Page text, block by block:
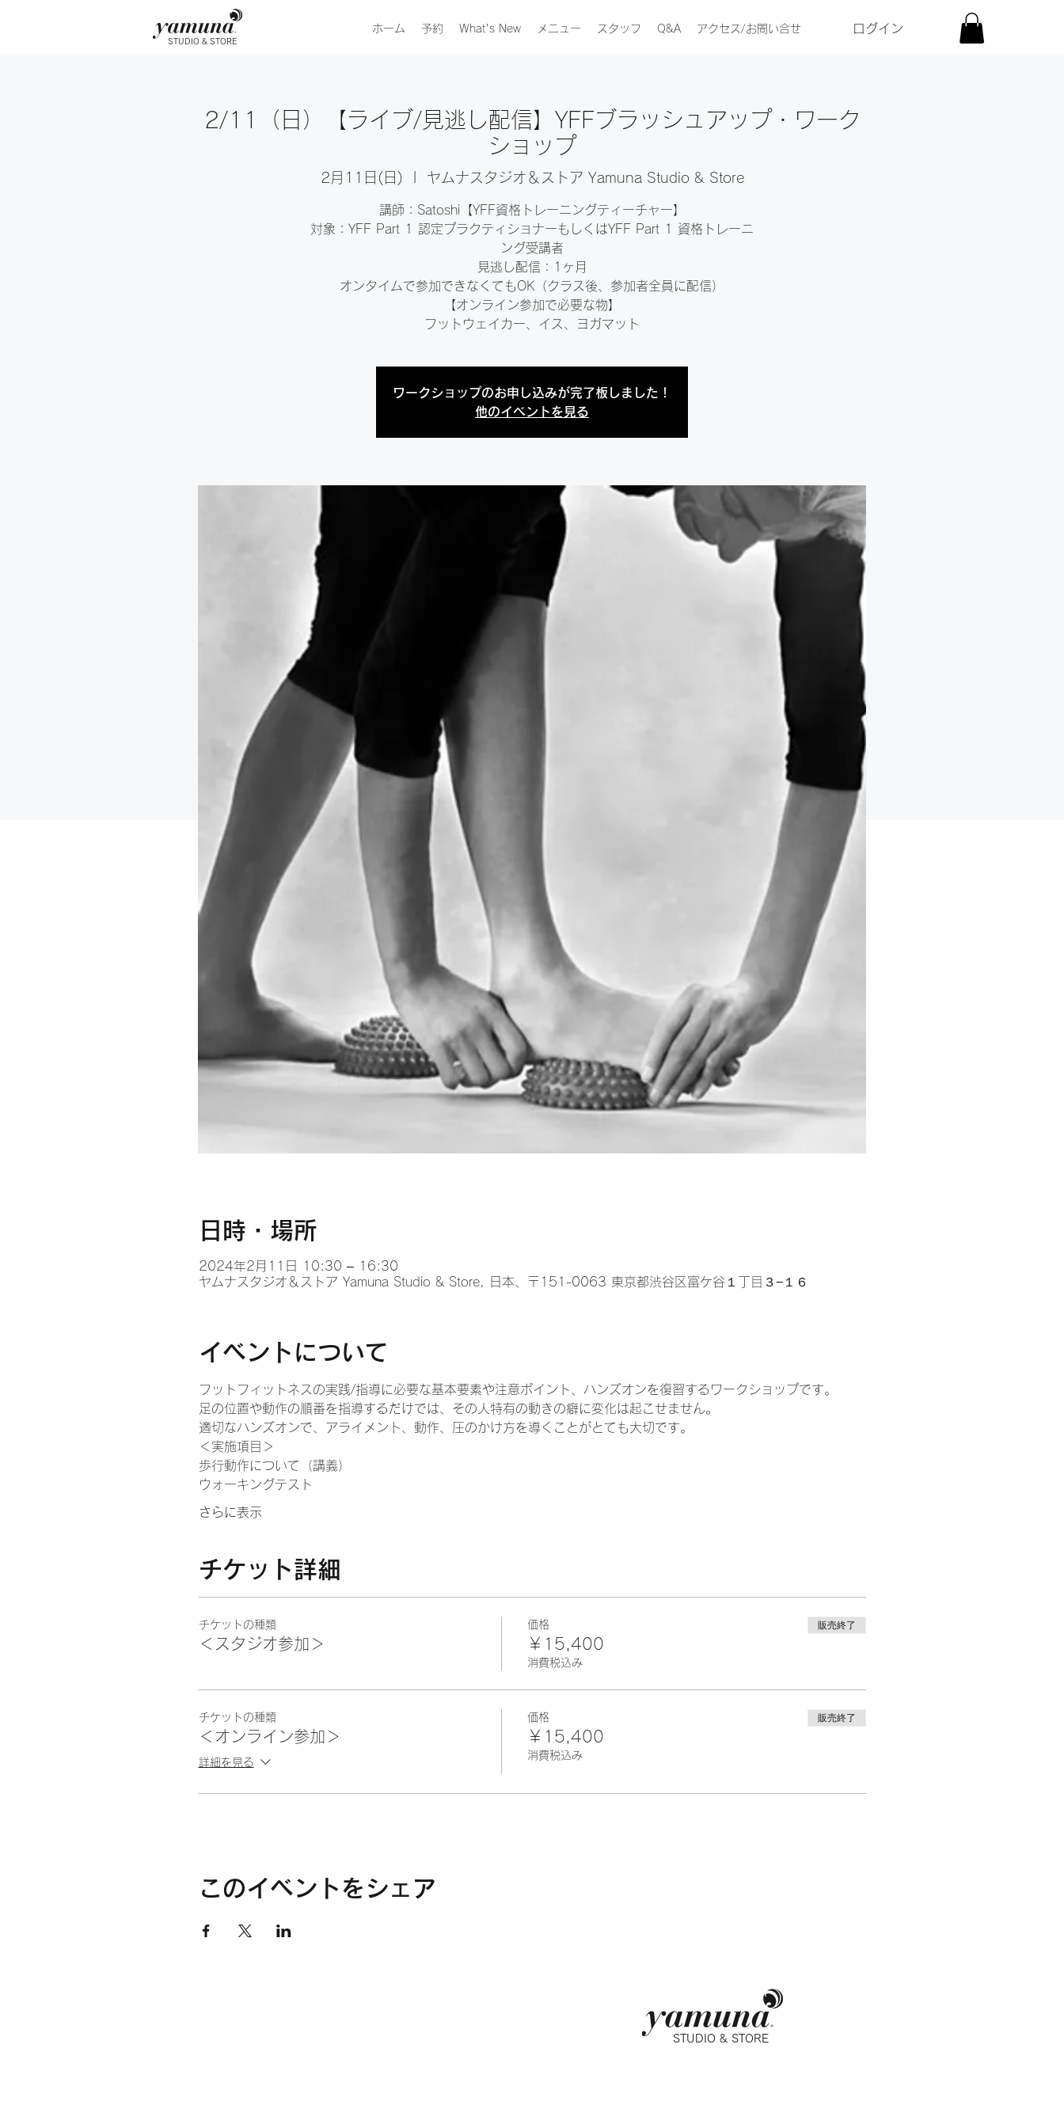
STUDIO & STORE
ホーム 予約 What's New メニュー スタッフ Q&A アクセス/お問い合せ ログイン
2/11（日）【ライブ/見逃し配信】YFFブラッシュアップ・ワーク
ショップ
2月11日(日) ヤムナスタジオ＆ストア Yamuna Studio & Store
講師：Satoshi【YFF資格トレーニングティーチャー】
対象：YFF Part 1 認定プラクティショナーもしくはYFF Part 1 資格トレーニ
ング受講者
見逃し配信：1ヶ月
オンタイムで参加できなくてもOK（クラス後、参加者全員に配信）
【オンライン参加で必要な物】
フットウェイカー、イス、ヨガマット
ワークショップのお申し込みが完了板しました！
他のイベントを見る
日時・場所
2024年2月11日 10:30 – 16:30
ヤムナスタジオ＆ストア Yamuna Studio & Store, 日本、〒151-0063 東京都渋谷区富ケ谷１丁目３−１６
イベントについて
フットフィットネスの実践/指導に必要な基本要素や注意ポイント、ハンズオンを復習するワークショップです。
足の位置や動作の順番を指導するだけでは、その人特有の動きの癖に変化は起こせません。
適切なハンズオンで、アライメント、動作、圧のかけ方を導くことがとても大切です。
＜実施項目＞
歩行動作について（講義）
ウォーキングテスト
さらに表示
チケット詳細
チケットの種類
＜スタジオ参加＞
価格
￥15,400
消費税込み
販売終了
チケットの種類
＜オンライン参加＞
詳細を見る
価格
￥15,400
消費税込み
販売終了
このイベントをシェア
STUDIO & STORE